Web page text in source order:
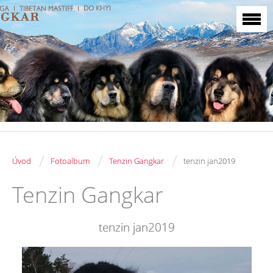
Úvod / Fotoalbum / Tenzin Gangkar / tenzin jan2019
Tenzin Gangkar
tenzin jan2019